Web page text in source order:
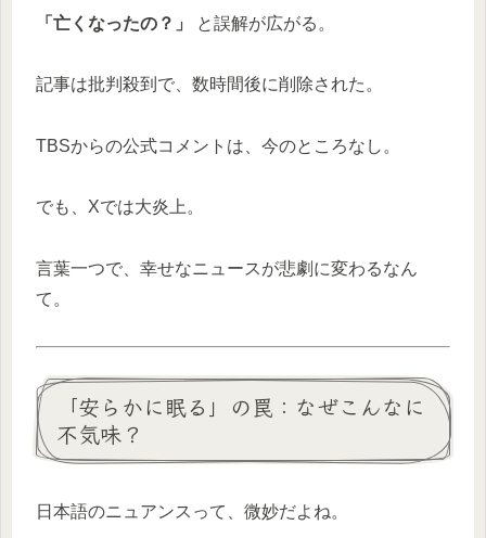
「亡くなったの？」 と誤解が広がる。
記事は批判殺到で、数時間後に削除された。
TBSからの公式コメントは、今のところなし。
でも、Xでは大炎上。
言葉一つで、幸せなニュースが悲劇に変わるなん
て。
「安らかに眠る」の罠：なぜこんなに
不気味？
日本語のニュアンスって、微妙だよね。